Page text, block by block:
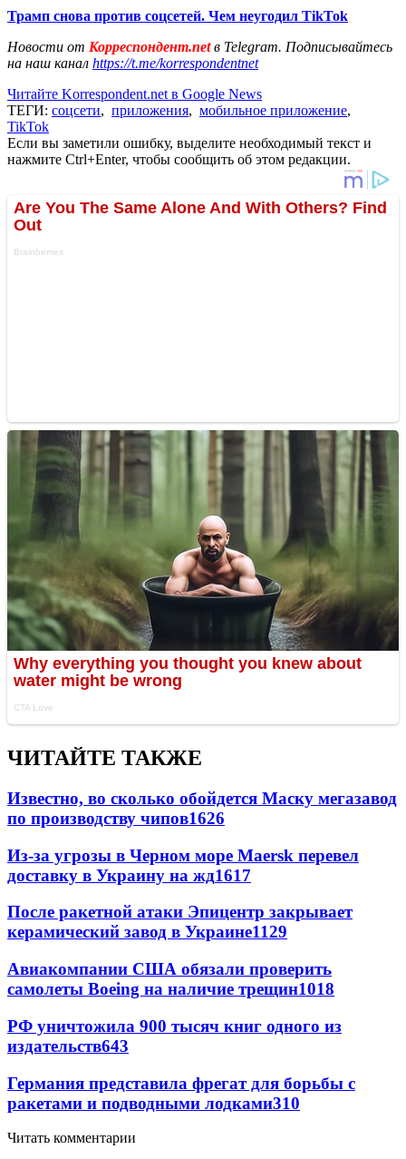
Трамп снова против соцсетей. Чем неугодил TikTok
Новости от Корреспондент.netв Telegram. Подписывайтесь
на наш канал https://t.me/korrespondentnet
Читайте Korrespondent.net в Google News
ТЕГИ: соцсети, приложения, мобильное приложение,
TikTok
Если вы заметили ошибку, выделите необходимый текст и
нажмите Ctrl+Enter, чтобы сообщить об этом редакции.
ЧИТАЙТЕ ТАКЖЕ
Известно, во сколько обойдется Маску мегазавод
по производству чипов1626
Из-за угрозы в Черном море Maersk перевел
доставку в Украину на жд1617
После ракетной атаки Эпицентр закрывает
керамический завод в Украине1129
Авиакомпании США обязали проверить
самолеты Boeing на наличие трещин1018
РФ уничтожила 900 тысяч книг одного из
издательств643
Германия представила фрегат для борьбы с
ракетами и подводными лодками310
Читать комментарии